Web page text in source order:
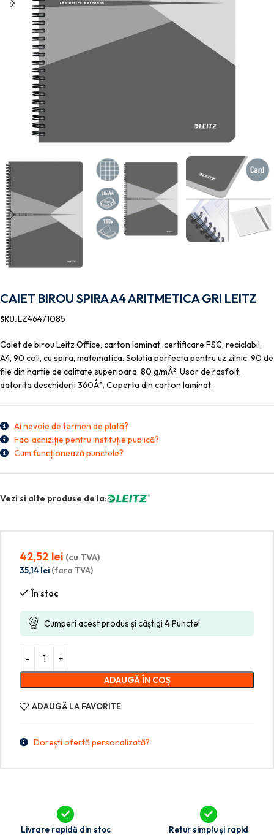
CAIET BIROU SPIRA A4 ARITMETICA GRI LEITZ
SKU:LZ46471085
Caiet de birou Leitz Office, carton laminat, certificare FSC, reciclabil,
A4, 90 coli, cu spira, matematica. Solutia perfecta pentru uz zilnic. 90 de
file din hartie de calitate superioara, 80 g/mÂ². Usor de rasfoit,
datorita deschiderii 360Â°. Coperta din carton laminat.
Ai nevoie de termen de plată?
Faci achiziție pentru instituție publică?
Cum funcționează punctele?
Vezi si alte produse de la:
42,52 lei (cu TVA)
35,14 lei (fara TVA)
În stoc
Cumperi acest produs și câștigi 4Puncte!
ADAUGĂ ÎN COȘ
ADAUGĂ LA FAVORITE
Dorești ofertă personalizată?
Livrare rapidă din stoc Retur simplu și rapid